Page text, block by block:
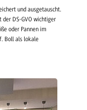
und ausgetauscht.
DS-GVO wichtiger
oder Pannen im
Boll als lokale